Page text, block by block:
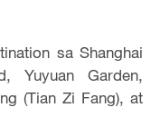
sa Shanghai
Yuyuan Garden,
(Tian Zi Fang), at